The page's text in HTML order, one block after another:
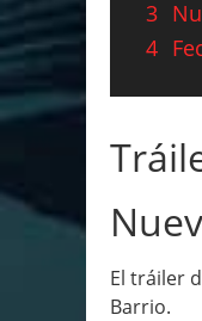
3
4
El tráiler
Barrio.